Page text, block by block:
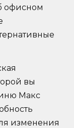
офисном
вы
Макс
изменения